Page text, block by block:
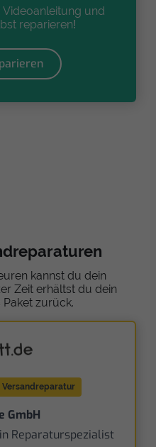
Videoanleitung und
reparieren!
kannst du dein
Zeit erhältst du dein
zurück.
Versandreparatur
GmbH
Reparaturspezialist